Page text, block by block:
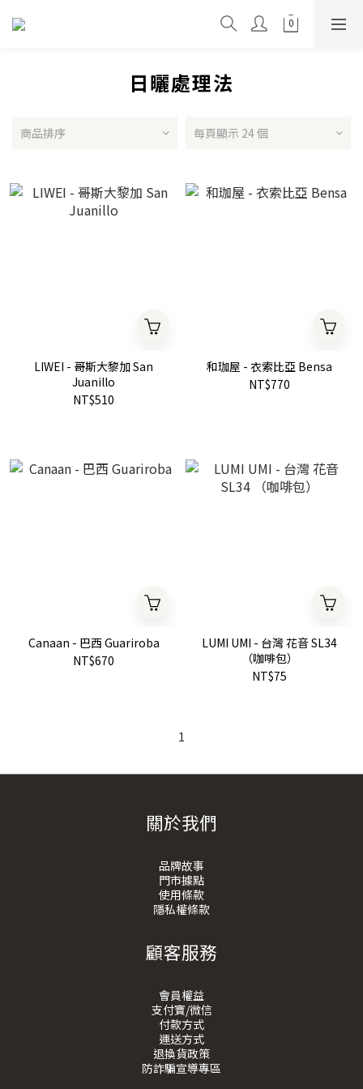
日曬處理法
商品排序 每頁顯示 24 個
LIWEI - 哥斯大黎加 San
Juanillo
NT$510
和珈屋 - 衣索比亞 Bensa
NT$770
Canaan - 巴西 Guariroba
NT$670
LUMI UMI - 台灣 花音 SL34
（咖啡包）
NT$75
1
關於我們
品牌故事
門市據點
使用條款
隱私權條款
顧客服務
會員權益
支付寶/微信
付款方式
運送方式
退換貨政策
防詐騙宣導專區